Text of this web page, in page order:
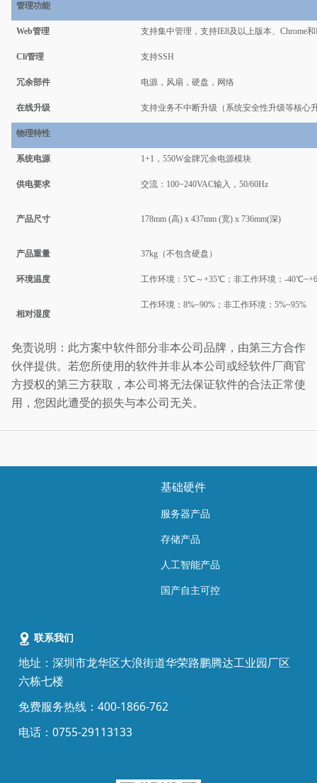
管理功能
Web管理 支持集中管理，支持IE8及以上版本、Chrome和
Cli管理 支持SSH
冗余部件 电源，风扇，硬盘，网络
在线升级 支持业务不中断升级（系统安全性升级等核心
物理特性
系统电源 1+1， 550W金牌冗余电源模块
供电要求 交流： 100~240VAC输入，50/60Hz
产品尺寸 178mm (高) x 437mm (宽) x 736mm(深)
产品重量 37kg（不包含硬盘）
环境温度 工作环境：5℃～+35℃；非工作环境：-
相对湿度
工作环境：8%~90%；非工作环境：5%~95%
免责说明：此方案中软件部分非本公司品牌，由第三方合作
伙伴提供。若您所使用的软件并非从本公司或经软件厂商官
方授权的第三方获取，本公司将无法保证软件的合法正常使
用，您因此遭受的损失与本公司无关。
基础硬件
服务器产品
存储产品
人工智能产品
国产自主可控
联系我们
地址：深圳市龙华区大浪街道华荣路鹏腾达工业园厂区
六栋七楼
免费服务热线：400-1866-762
电话：0755-29113133